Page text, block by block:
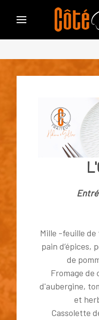
Mille -feuille de
pain d’épices,
de
Fromage de
d'aubergine,
et
Cassolette